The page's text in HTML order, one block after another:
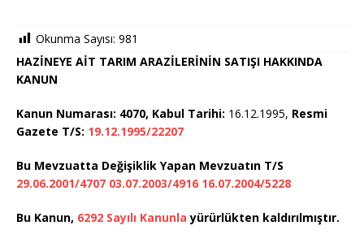
Okunma Sayısı: 981
HAZİNEYE AİT TARIM ARAZİLERİNİN SATIŞI HAKKINDA
KANUN
Kanun Numarası: 4070, Kabul Tarihi: 16.12.1995, Resmi
Gazete T/S: 19.12.1995/22207
Bu Mevzuatta Değişiklik Yapan Mevzuatın T/S
29.06.2001/4707 03.07.2003/4916 16.07.2004/5228
Bu Kanun, 6292 Sayılı Kanunla yürürlükten kaldırılmıştır.